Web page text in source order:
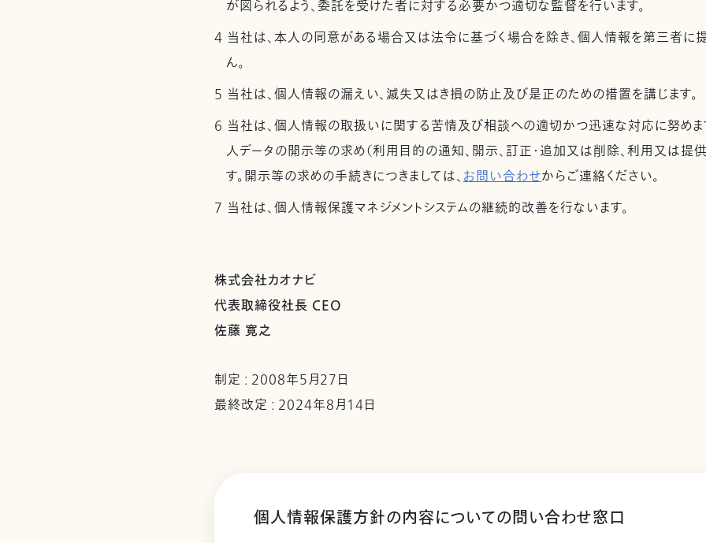
が図られるよう、委託を受けた者に対する必要かつ適切な監督を行います。
4 当社は、本人の同意がある場合又は法令に基づく場合を除き、個人情報を第三者に
ん。
5 当社は、個人情報の漏えい、滅失又はき損の防止及び是正のための措置を講じます。
6 当社は、個人情報の取扱いに関する苦情及び相談への適切かつ迅速な対応に努めま
人データの開示等の求め（利用目的の通知、開示、訂正・追加又は削除、利用又は提
す。開示等の求めの手続きにつきましては、お問い合わせからご連絡ください。
7 当社は、個人情報保護マネジメントシステムの継続的改善を行ないます。
株式会社カオナビ
代表取締役社長 CEO
佐藤 寛之
制定 : 2008年5月27日
最終改定 : 2024年8月14日
個人情報保護方針の内容についての問い合わせ窓口